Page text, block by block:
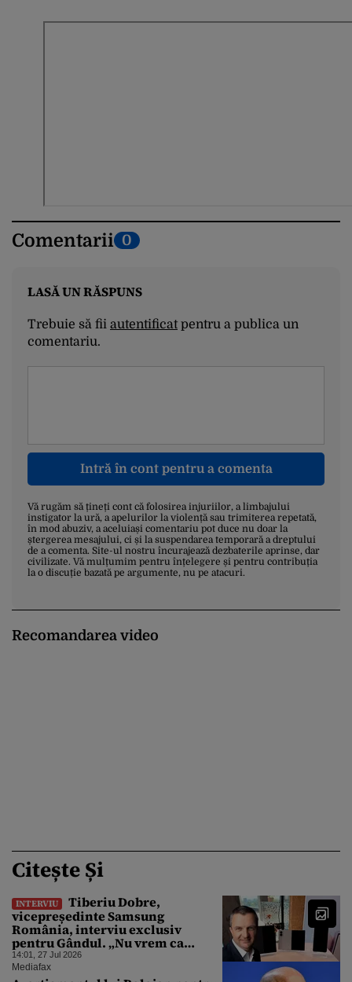
Comentarii 0
LASĂ UN RĂSPUNS
Trebuie să fii autentificatpentru a publica un
comentariu.
Intră în cont pentru a comenta
Vă rugăm să țineți cont că folosirea injuriilor, a limbajului
instigator la ură, a apelurilor la violență sau trimiterea repetată,
în mod abuziv, a aceluiași comentariu pot duce nu doar la
ștergerea mesajului, ci și la suspendarea temporară a dreptului
de a comenta. Site-ul nostru încurajează dezbaterile aprinse, dar
civilizate. Vă mulțumim pentru înțelegere și pentru contribuția
la o discuție bazată pe argumente, nu pe atacuri.
Recomandarea video
Citește Și
INTERVIU
Tiberiu Dobre,
vicepreședinte Samsung
România, interviu exclusiv
pentru Gândul. „Nu vrem ca
oamenii să se adapteze
telefonului, ci el să se potrivească
14:01, 27 Jul 2026
Mediafax